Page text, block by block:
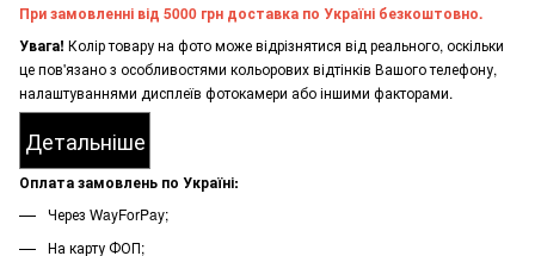
При замовленні від 5000 грн доставка по Україні безкоштовно.
Увага! Колір товару на фото може відрізнятися від реального, оскільки
це пов'язано з особливостями кольорових відтінків Вашого телефону,
налаштуваннями дисплеїв фотокамери або іншими факторами.
Детальніше
Оплата замовлень по Україні:
Через WayForPay;
На карту ФОП;